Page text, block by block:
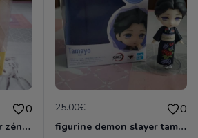
0
figurine demon slayer zénith officielle
25.00€ 0
figurine demon slayer tamayo